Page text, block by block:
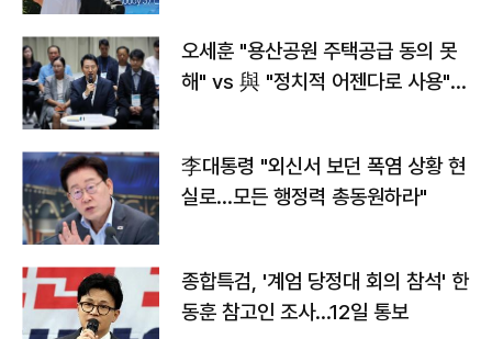
오세훈 "용산공원 주택공급 동의 못
해" vs 與 "정치적 어젠다로 사용"
李대통령 "외신서 보던 폭염 상황 현
실로…모든 행정력 총동원하라"
종합특검, '계엄 당정대 회의 참석' 한
동훈 참고인 조사...12일 통보